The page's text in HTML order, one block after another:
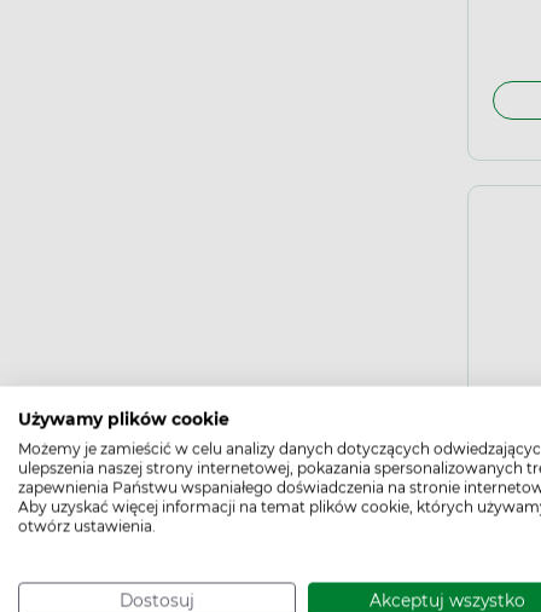
Używamy plików cookie
Możemy je zamieścić w celu analizy danych dotyczących
ulepszenia naszej strony internetowej, pokazania spersonalizowanych
zapewnienia Państwu wspaniałego doświadczenia na stronie
Aby uzyskać więcej informacji na temat plików cookie, których
otwórz ustawienia.
Dostosuj Akceptuj wszystko
140